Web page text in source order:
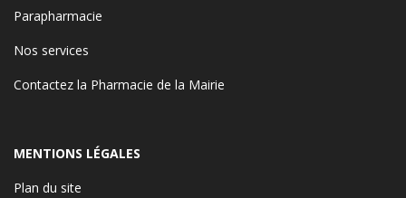
Parapharmacie
Nos services
Contactez la Pharmacie de la Mairie
MENTIONS LÉGALES
Plan du site